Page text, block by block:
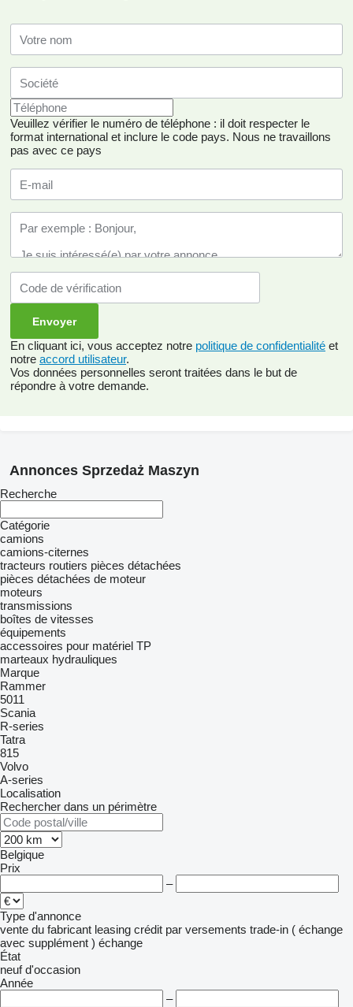
Veuillez vérifier le numéro de téléphone : il doit respecter le
format international et inclure le code pays. Nous ne travaillons
pas avec ce pays
En cliquant ici, vous acceptez notre politique de confidentialité et
notre accord utilisateur.
Vos données personnelles seront traitées dans le but de
répondre à votre demande.
Annonces Sprzedaż Maszyn
Recherche
Catégorie
camions
camions-citernes
tracteurs routiers pièces détachées
pièces détachées de moteur
moteurs
transmissions
boîtes de vitesses
équipements
accessoires pour matériel TP
marteaux hydrauliques
Marque
Rammer
5011
Scania
R-series
Tatra
815
Volvo
A-series
Localisation
Rechercher dans un périmètre
Belgique
Prix
–
Type d'annonce
vente du fabricant leasing crédit par versements trade-in ( échange
avec supplément ) échange
État
neuf d'occasion
Année
–